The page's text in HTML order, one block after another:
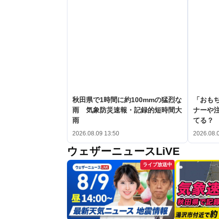
秋田県で1時間に約100mmの猛烈な
雨 気象防災速報・記録的短時間大
雨
2026.08.09 13:50
「おも
ナーや
てる？
ウェザーニュースLiVE
ライブ放送中